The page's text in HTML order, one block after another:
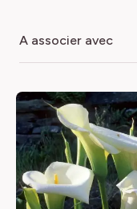
a associer avec